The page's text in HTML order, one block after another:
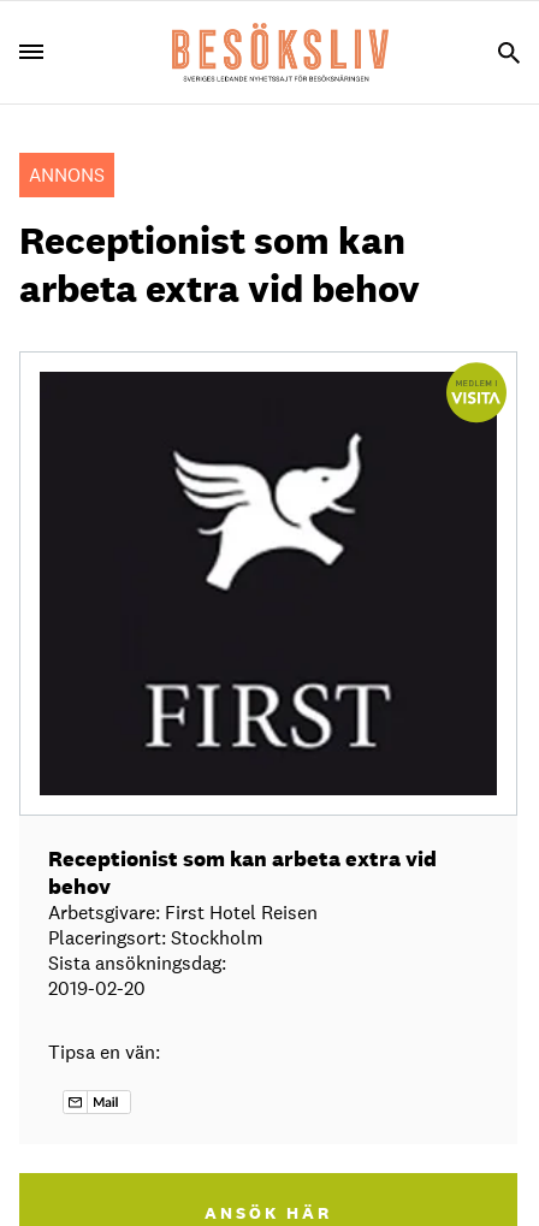
ANNONS
Receptionist som kan
arbeta extra vid behov
Receptionist som kan arbeta extra vid
behov
Arbetsgivare: First Hotel Reisen
Placeringsort: Stockholm
Sista ansökningsdag:
2019-02-20
Tipsa en vän:
ANSÖK HÄR